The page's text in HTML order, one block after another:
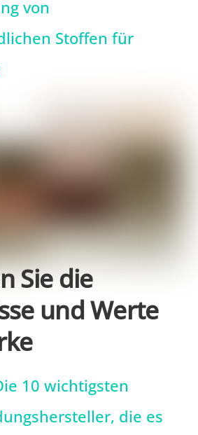
von
Stoffen für
Sie die
und Werte
10 wichtigsten
die es